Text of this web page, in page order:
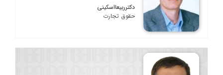
دکترربیعااسکینی
حقوق تجارت